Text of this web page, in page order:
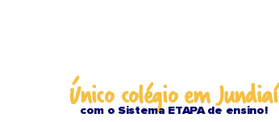
Único colégio em Jundiaí
com o Sistema ETAPA de ensino!